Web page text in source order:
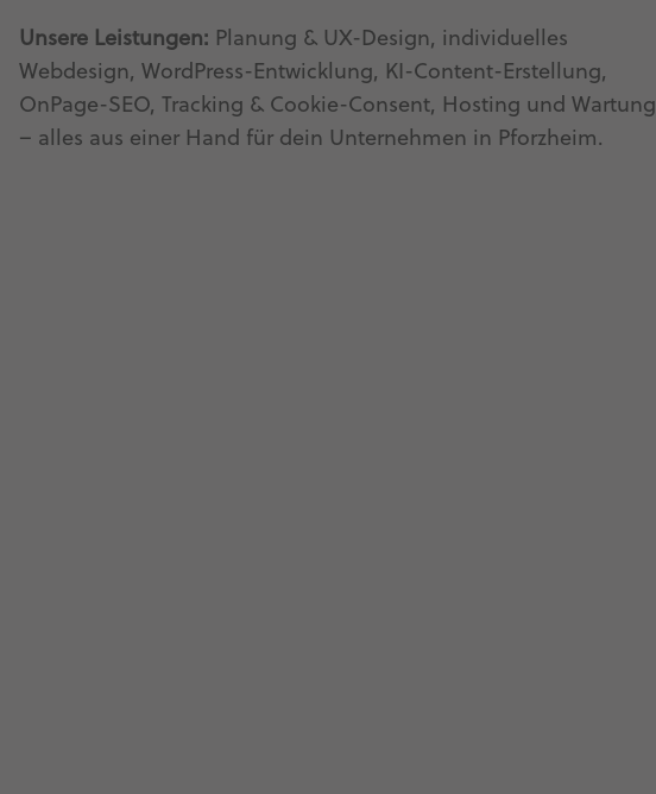
Unsere Leistungen: Planung & UX-Design, individuelles
Webdesign, WordPress-Entwicklung, KI-Content-Erstellung,
OnPage-SEO, Tracking & Cookie-Consent, Hosting und Wartung
– alles aus einer Hand für dein Unternehmen in Pforzheim.